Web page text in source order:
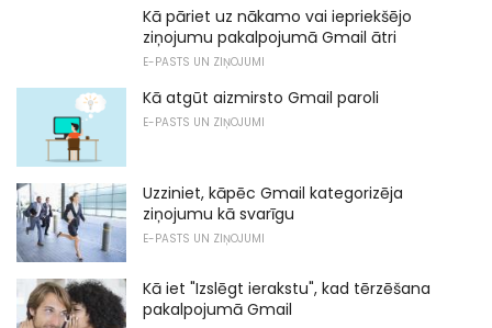
Kā pāriet uz nākamo vai iepriekšējo
ziņojumu pakalpojumā Gmail ātri
E-PASTS UN ZIŅOJUMI
Kā atgūt aizmirsto Gmail paroli
E-PASTS UN ZIŅOJUMI
Uzziniet, kāpēc Gmail kategorizēja
ziņojumu kā svarīgu
E-PASTS UN ZIŅOJUMI
Kā iet "Izslēgt ierakstu", kad tērzēšana
pakalpojumā Gmail